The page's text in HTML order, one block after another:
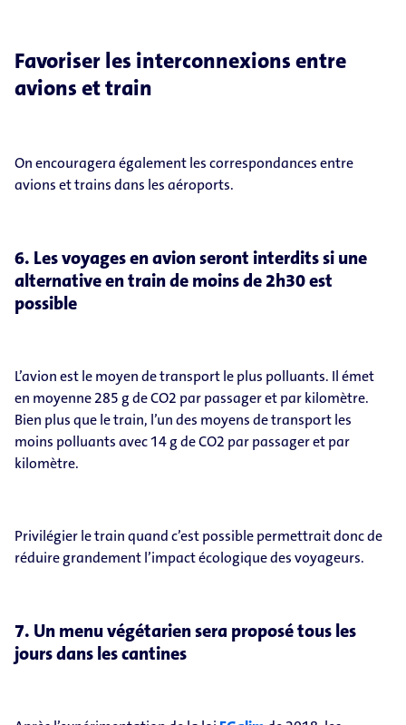
Favoriser les interconnexions entre
avions et train
On encouragera également les correspondances entre
avions et trains dans les aéroports.
6. Les voyages en avion seront interdits si une
alternative en train de moins de 2h30 est
possible
L’avion est le moyen de transport le plus polluants. Il émet
en moyenne 285 g de CO2 par passager et par kilomètre.
Bien plus que le train, l’un des moyens de transport les
moins polluants avec 14 g de CO2 par passager et par
kilomètre.
Privilégier le train quand c’est possible permettrait donc de
réduire grandement l’impact écologique des voyageurs.
7. Un menu végétarien sera proposé tous les
jours dans les cantines